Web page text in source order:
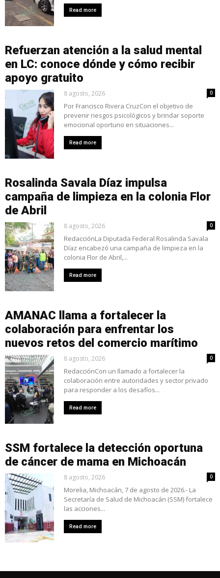
Read more
Refuerzan atención a la salud mental
en LC: conoce dónde y cómo recibir
apoyo gratuito
8 agosto, 2026 0
Por Francisco Rivera CruzCon el objetivo de
prevenir riesgos psicológicos y brindar soporte
emocional oportuno en situaciones...
Read more
Rosalinda Savala Díaz impulsa
campaña de limpieza en la colonia Flor
de Abril
8 agosto, 2026 0
RedacciónLa Diputada Federal Rosalinda Savala
Díaz encabezó una campaña de limpieza en la
colonia Flor de Abril,...
Read more
AMANAC llama a fortalecer la
colaboración para enfrentar los
nuevos retos del comercio marítimo
8 agosto, 2026 0
RedacciónCon un llamado a fortalecer la
colaboración entre autoridades y sector privado
para responder a los desafíos...
Read more
SSM fortalece la detección oportuna
de cáncer de mama en Michoacán
8 agosto, 2026 0
Morelia, Michoacán, 7 de agosto de 2026.- La
Secretaría de Salud de Michoacán (SSM) fortalece
las acciones...
Read more